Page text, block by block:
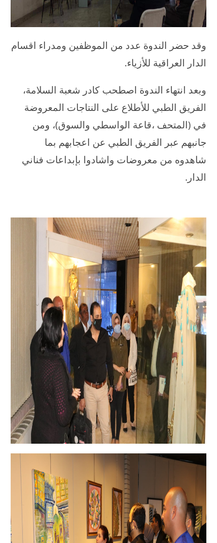
وقد حضر الندوة عدد من الموظفين ومدراء اقسام
الدار العراقية للأزياء.
وبعد انتهاء الندوة اصطحب كادر شعبة السلامة،
الفريق الطبي للأطلاع على النتاجات المعروضة
في (المتحف ،قاعة الواسطي والسوق)، ومن
جانبهم عبر الفريق الطبي عن اعجابهم بما
شاهدوه من معروضات واشادوا بإبداعات فناني
الدار.